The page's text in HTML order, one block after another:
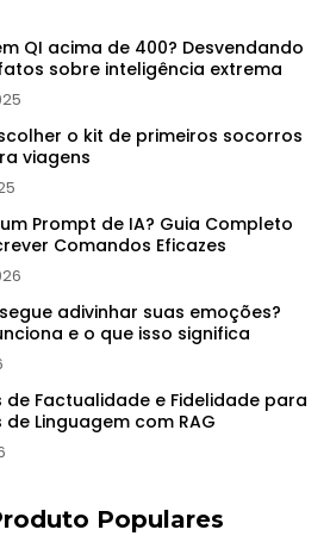
QI acima de 400? Desvendando
sobre inteligência extrema
o kit de primeiros socorros
viagens
Prompt de IA? Guia Completo
Comandos Eficazes
adivinhar suas emoções?
e o que isso significa
de Factualidade e Fidelidade para
de Linguagem com RAG
Populares